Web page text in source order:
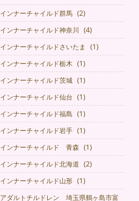
インナーチャイルド群馬 (2)
インナーチャイルド神奈川 (4)
インナーチャイルドさいたま (1)
インナーチャイルド栃木 (1)
インナーチャイルド茨城 (1)
インナーチャイルド仙台 (1)
インナーチャイルド福島 (1)
インナーチャイルド岩手 (1)
インナーチャイルド 青森 (1)
インナーチャイルド北海道 (2)
インナーチャイルド山形 (1)
アダルトチルドレン 埼玉県鶴ヶ島市富